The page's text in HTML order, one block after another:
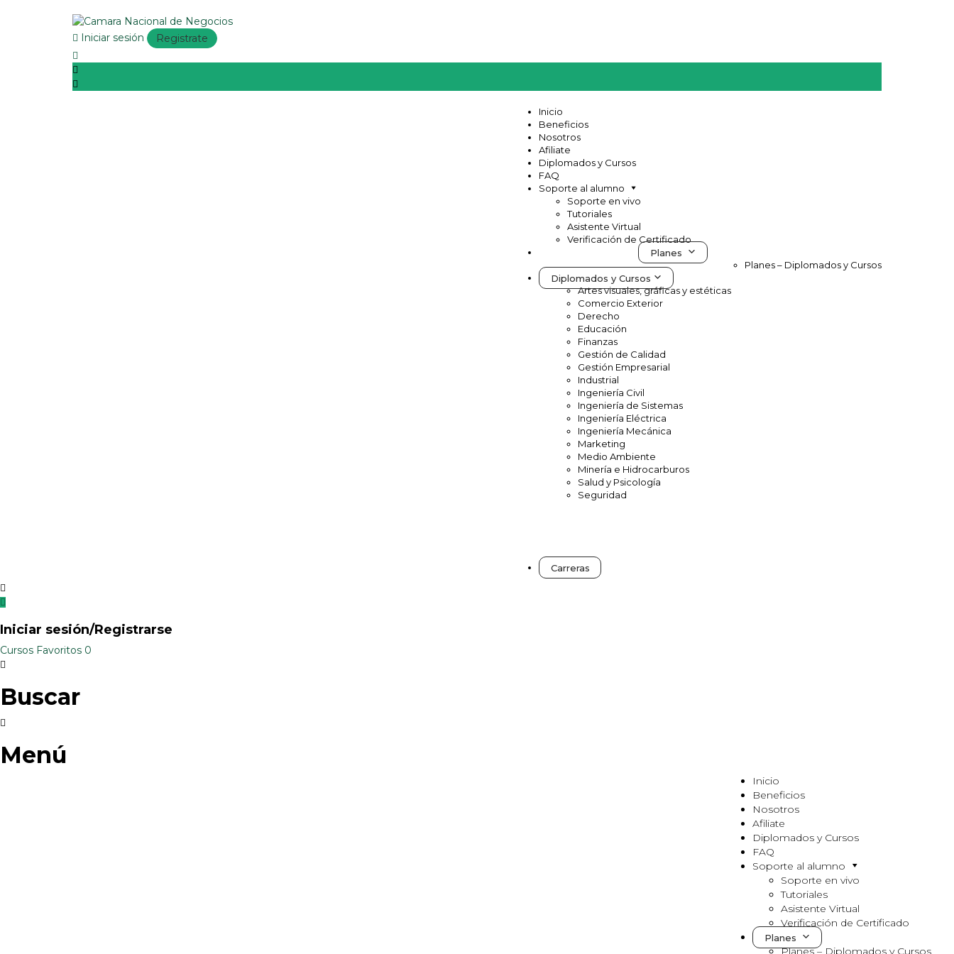
Iniciar sesión Registrate
Inicio
Beneficios
Nosotros
Afiliate
Diplomados y Cursos
FAQ
Soporte al alumno
Soporte en vivo
Tutoriales
Asistente Virtual
Verificación de Certificado
Planes
Planes – Diplomados y Cursos
Diplomados y Cursos
Artes visuales, gráficas y estéticas
Comercio Exterior
Derecho
Educación
Finanzas
Gestión de Calidad
Gestión Empresarial
Industrial
Ingeniería Civil
Ingeniería de Sistemas
Ingeniería Eléctrica
Ingeniería Mecánica
Marketing
Medio Ambiente
Minería e Hidrocarburos
Salud y Psicología
Seguridad
Carreras
Iniciar sesión/Registrarse
Cursos Favoritos 0
Buscar
Menú
Inicio
Beneficios
Nosotros
Afiliate
Diplomados y Cursos
FAQ
Soporte al alumno
Soporte en vivo
Tutoriales
Asistente Virtual
Verificación de Certificado
Planes
Planes – Diplomados y Cursos